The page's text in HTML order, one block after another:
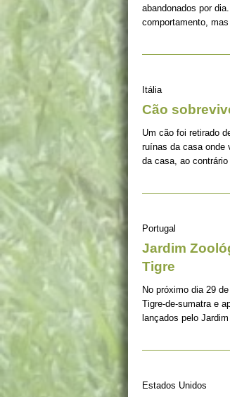
abandonados por
comportamento,
Itália
Cão
Um cão foi retirado
ruínas da casa onde
da casa, ao
Portugal
Jardim
Tigre
No próximo dia 29
Tigre-de-sumatra e
lançados pelo
Estados Unidos